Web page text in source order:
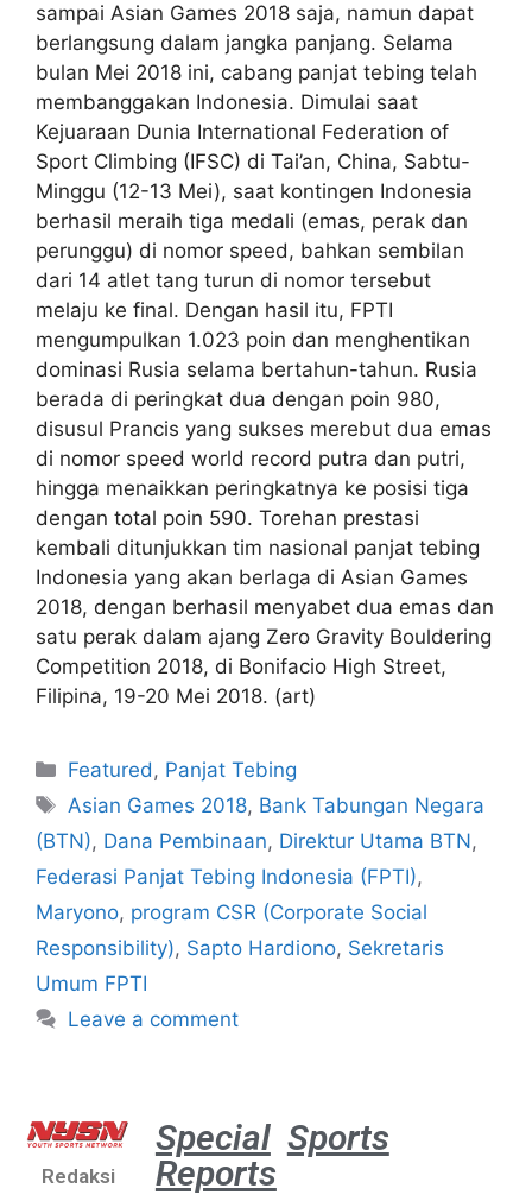
sampai Asian Games 2018 saja, namun dapat
berlangsung dalam jangka panjang. Selama
bulan Mei 2018 ini, cabang panjat tebing telah
membanggakan Indonesia. Dimulai saat
Kejuaraan Dunia International Federation of
Sport Climbing (IFSC) di Tai’an, China, Sabtu-
Minggu (12-13 Mei), saat kontingen Indonesia
berhasil meraih tiga medali (emas, perak dan
perunggu) di nomor speed, bahkan sembilan
dari 14 atlet tang turun di nomor tersebut
melaju ke final. Dengan hasil itu, FPTI
mengumpulkan 1.023 poin dan menghentikan
dominasi Rusia selama bertahun-tahun. Rusia
berada di peringkat dua dengan poin 980,
disusul Prancis yang sukses merebut dua emas
di nomor speed world record putra dan putri,
hingga menaikkan peringkatnya ke posisi tiga
dengan total poin 590. Torehan prestasi
kembali ditunjukkan tim nasional panjat tebing
Indonesia yang akan berlaga di Asian Games
2018, dengan berhasil menyabet dua emas dan
satu perak dalam ajang Zero Gravity Bouldering
Competition 2018, di Bonifacio High Street,
Filipina, 19-20 Mei 2018. (art)
Featured , Panjat Tebing
Asian Games 2018, Bank Tabungan Negara
(BTN), Dana Pembinaan, Direktur Utama BTN,
Federasi Panjat Tebing Indonesia (FPTI),
Maryono, program CSR (Corporate Social
Responsibility), Sapto Hardiono, Sekretaris
Umum FPTI
Leave a comment
Redaksi
Special
Reports
Sports